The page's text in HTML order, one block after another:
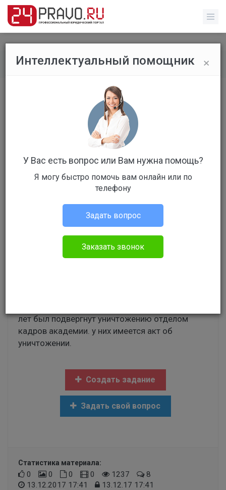
Все вопросы / Гражданское право
Как вернуть диплом
Вопрос уже решен
Добрый день! Невостр­ебованный Вами диплом
лет был подвергнут уничто­жению отделом
кадров академии. у них име­ется акт об
уничтоже­нии.
Создать задание
Задать свой вопрос
Статистика материала:
0 0 0 0 1237
8
13.12.2017 17:41
13.12.17 17:41
×
Интеллектуальный помощник
У Вас есть вопрос или Вам нужна помощь?
Я могу быстро помочь вам онлайн или по
телефону
Задать вопрос
Заказать звонок